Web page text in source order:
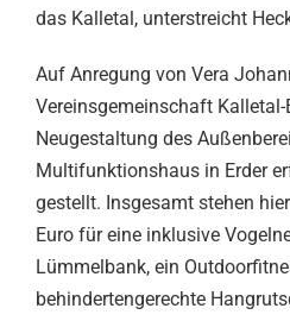
das Kalletal, unterstreicht
Auf Anregung von Vera
Vereinsgemeinschaft Kalletal-
Neugestaltung des
Multifunktionshaus in Erder
gestellt. Insgesamt stehen
Euro für eine inklusive
Lümmelbank, ein
behindertengerechte